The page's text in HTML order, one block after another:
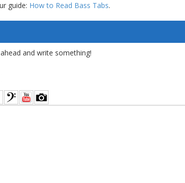
guide: How to Read Bass Tabs.
and write something!